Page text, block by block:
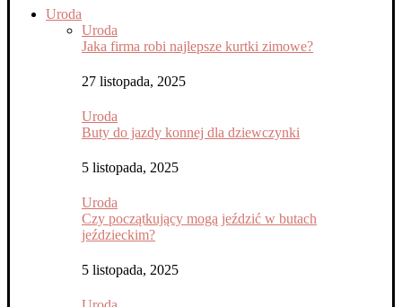
Uroda
Uroda
Jaka firma robi najlepsze kurtki zimowe?
27 listopada, 2025
Uroda
Buty do jazdy konnej dla dziewczynki
5 listopada, 2025
Uroda
Czy początkujący mogą jeździć w butach
jeździeckim?
5 listopada, 2025